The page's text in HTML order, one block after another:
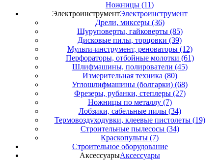
Ножницы (11)
ЭлектроинструментЭлектроинструмент
Дрели, миксеры (36)
Шуруповерты, гайковерты (85)
Дисковые пилы, торцовки (39)
Мульти-инструмент, реноваторы (12)
Перфораторы, отбойные молотки (61)
Шлифмашины, полирователи (45)
Измерительная техника (80)
Углошлифмашины (болгарки) (68)
Фрезеры, рубанки, степлеры (27)
Ножницы по металлу (7)
Лобзики, сабельные пилы (34)
Термовоздуходувки, клеевые пистолеты (19)
Строительные пылесосы (34)
Краскопульты (7)
Строительное оборудование
АксессуарыАксессуары